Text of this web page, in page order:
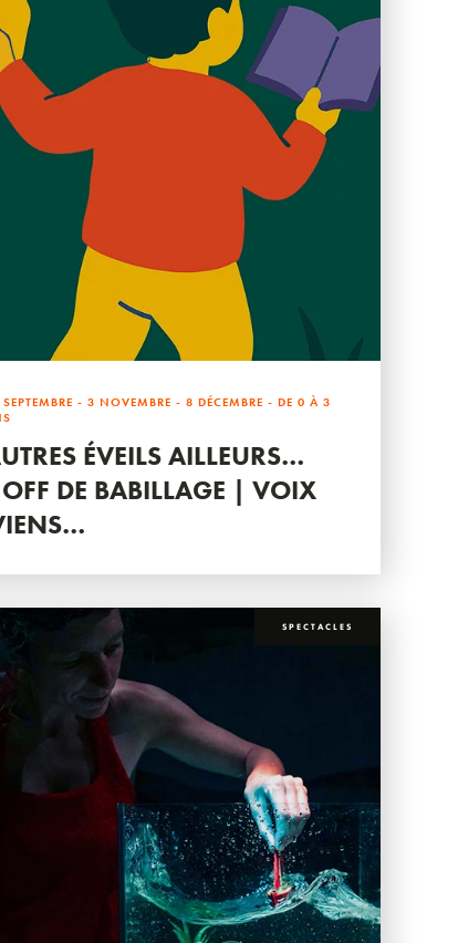
-3 NOVEMBRE -8 DÉCEMBRE - DE 0 À 3
ÉVEILS AILLEURS…
OFF DE BABILLAGE | VOIX
SPECTACLES